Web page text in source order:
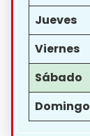
Jueves
Viernes
Sábado
Domingo